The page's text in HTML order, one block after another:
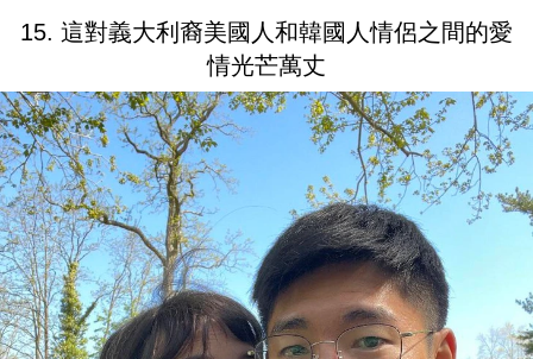
15. 這對義大利裔美國人和韓國人情侶之間的愛
情光芒萬丈